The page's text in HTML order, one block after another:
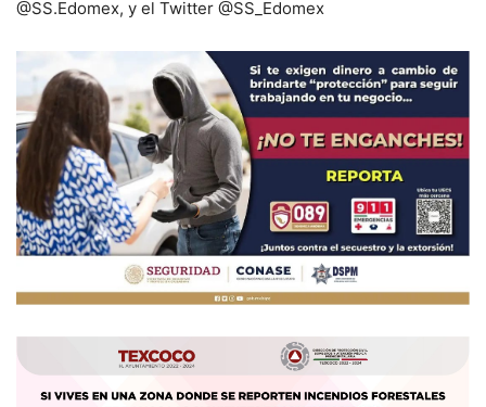
@SS.Edomex, y el Twitter @SS_Edomex